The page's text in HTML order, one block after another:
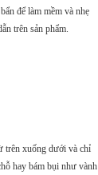
để làm mềm và nhẹ
trên sản phẩm.
trên xuống dưới và chỉ
hay bám bụi như vành